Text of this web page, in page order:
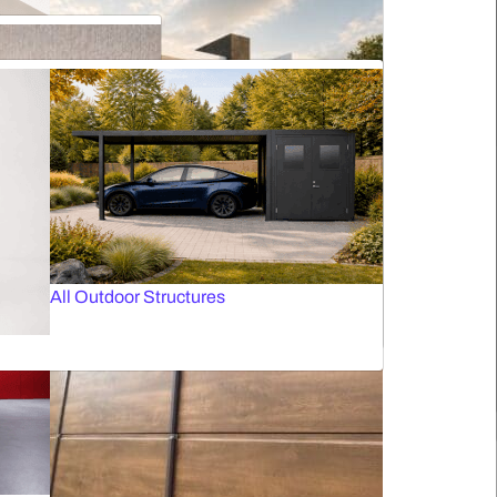
Skylights Blinds
Pleated blinds for roof windows
Facade Blinds
Electric Curtain Rails
Net Doors
Panoramic Garage Gates
All Awnings
All Outdoor Structures